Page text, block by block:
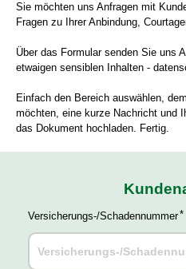
Sie möchten uns Anfragen mit
Fragen zu Ihrer Anbindung,
Über das Formular senden Sie uns
etwaigen sensiblen Inhalten -
Einfach den Bereich auswählen,
möchten, eine kurze Nachricht und
das Dokument hochladen. Fertig.
Versicherungs-/Schadennummer